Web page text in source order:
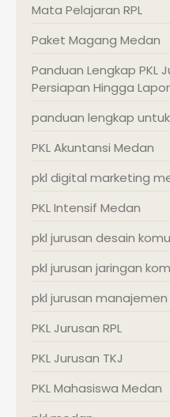
Mata Pelajaran RPL
Paket Magang Medan
Panduan Lengkap PKL
Persiapan Hingga
panduan lengkap
PKL Akuntansi Medan
pkl digital marketing
PKL Intensif Medan
pkl jurusan desain
pkl jurusan jaringan
pkl jurusan manajemen
PKL Jurusan RPL
PKL Jurusan TKJ
PKL Mahasiswa Medan